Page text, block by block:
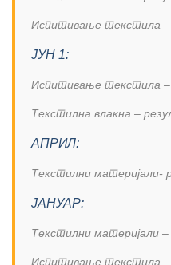
Испитивање текстила
ЈУН 1:
Испитивање текстила
Текстилна влакна –
АПРИЛ:
Текстилни материјали-
ЈАНУАР:
Текстилни материјали
Испитивање текстила